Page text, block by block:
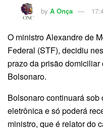
by A Onça
O ministro Alexandre de
Federal (STF), decidiu
prazo da prisão
Bolsonaro.
Bolsonaro continuará
eletrônica e só poderá
ministro, que é relator do